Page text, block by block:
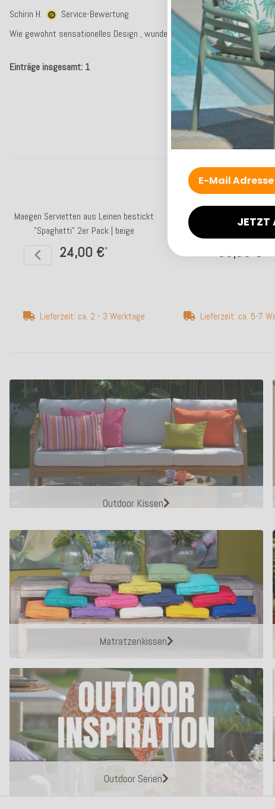
Schirin H.
Service-Bewertung
Wie gewohnt sensationelles Design , wunderschöne Farben und
Einträge insgesamt: 1
Maegen Servietten aus Leinen bestickt
"Spaghetti" 2er Pack | beige
24,00 €*
Lieferzeit: ca. 2 - 3 Werktage
Top bewertet
H.O.C.K. Leila Garden
30,99 €
Lieferzeit: ca. 5-7
Outdoor Kissen
Matratzenkissen
Outdoor Serien
JETZT